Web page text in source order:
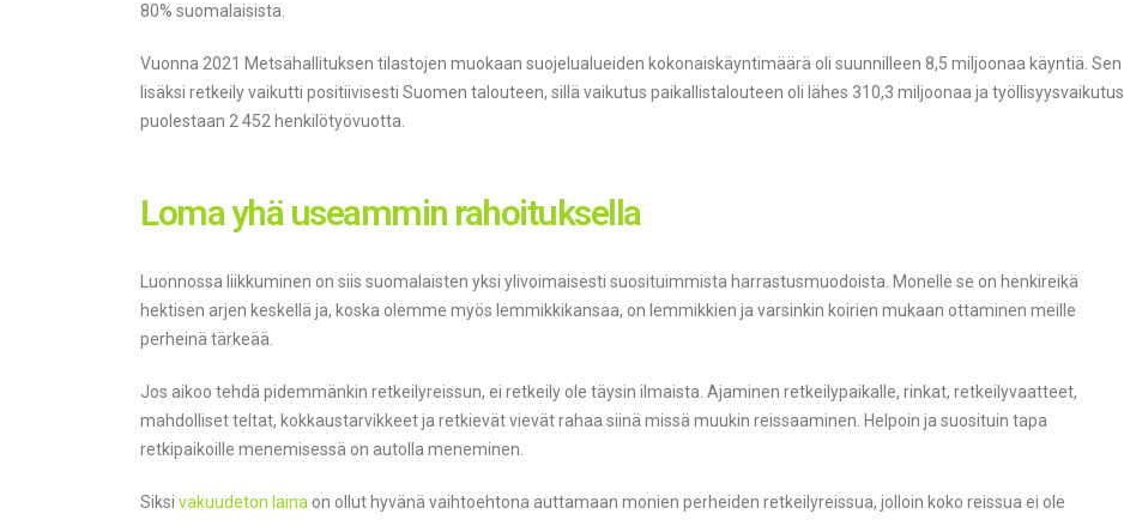
80% suomalaisista.
Vuonna 2021 Metsähallituksen tilastojen muokaan suojelualueiden kokonaiskäyntimäärä oli suunnilleen 8,5 miljoonaa käyntiä. Sen
lisäksi retkeily vaikutti positiivisesti Suomen talouteen, sillä vaikutus paikallistalouteen oli lähes 310,3 miljoonaa ja työllisyysvaikutus
puolestaan 2 452 henkilötyövuotta.
Loma yhä useammin rahoituksella
Luonnossa liikkuminen on siis suomalaisten yksi ylivoimaisesti suosituimmista harrastusmuodoista. Monelle se on henkireikä
hektisen arjen keskellä ja, koska olemme myös lemmikkikansaa, on lemmikkien ja varsinkin koirien mukaan ottaminen meille
perheinä tärkeää.
Jos aikoo tehdä pidemmänkin retkeilyreissun, ei retkeily ole täysin ilmaista. Ajaminen retkeilypaikalle, rinkat, retkeilyvaatteet,
mahdolliset teltat, kokkaustarvikkeet ja retkievät vievät rahaa siinä missä muukin reissaaminen. Helpoin ja suosituin tapa
retkipaikoille menemisessä on autolla meneminen.
Siksi vakuudeton laina on ollut hyvänä vaihtoehtona auttamaan monien perheiden retkeilyreissua, jolloin koko reissua ei ole